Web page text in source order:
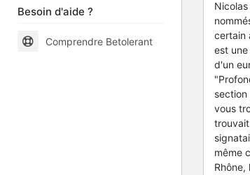
Besoin d'aide ?
Comprendre Betolerant
certain
est
d'un
vous
même